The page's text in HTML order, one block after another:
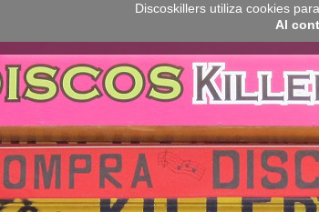
Discoskillers utiliza cookies
Al